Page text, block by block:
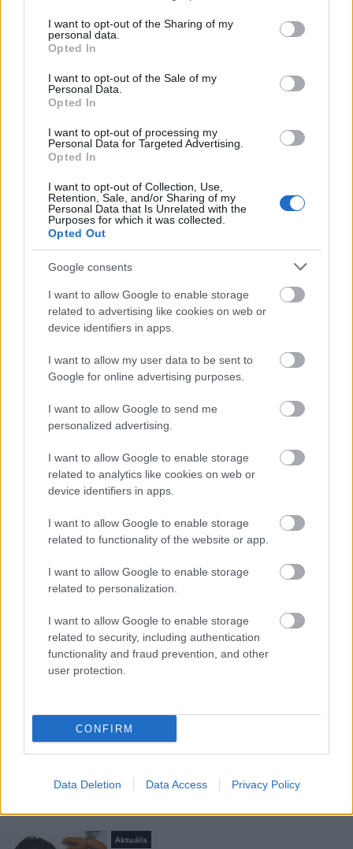
not limited to your visit or usage behaviour. You may click to
grant or deny consent to Google and its third-party tags to
use your data for below specified purposes in below Google
consent section.
I want to opt-out of the Sharing of my
personal data.
Opted In
I want to opt-out of the Sale of my
Personal Data.
Opted In
I want to opt-out of processing my
Personal Data for Targeted Advertising.
Opted In
I want to opt-out of Collection, Use,
Retention, Sale, and/or Sharing of my
Personal Data that Is Unrelated with the
Purposes for which it was collected.
Opted Out
Google consents
I want to allow Google to enable storage
related to advertising like cookies on web or
device identifiers in apps.
I want to allow my user data to be sent to
Google for online advertising purposes.
I want to allow Google to send me
personalized advertising.
I want to allow Google to enable storage
related to analytics like cookies on web or
device identifiers in apps.
I want to allow Google to enable storage
related to functionality of the website or app.
I want to allow Google to enable storage
related to personalization.
I want to allow Google to enable storage
related to security, including authentication
functionality and fraud prevention, and other
user protection.
CONFIRM
Data Deletion Data Access Privacy Policy
közműhálózatának fejlesztése
Látlelet a hazai víziközművekről?
Egyetlen, fél évszázados vezetéken
Épített öröksége megújításával is készül
évfordulójára
Feliratkozom a hírlevélre és elfogadom az
FELIRATKOZÁS
Helyi hírek
A hőségben is védik a növényzetet
Pakson
Helyi hírek
másodfokúra csökken a riasztás
Aktuális